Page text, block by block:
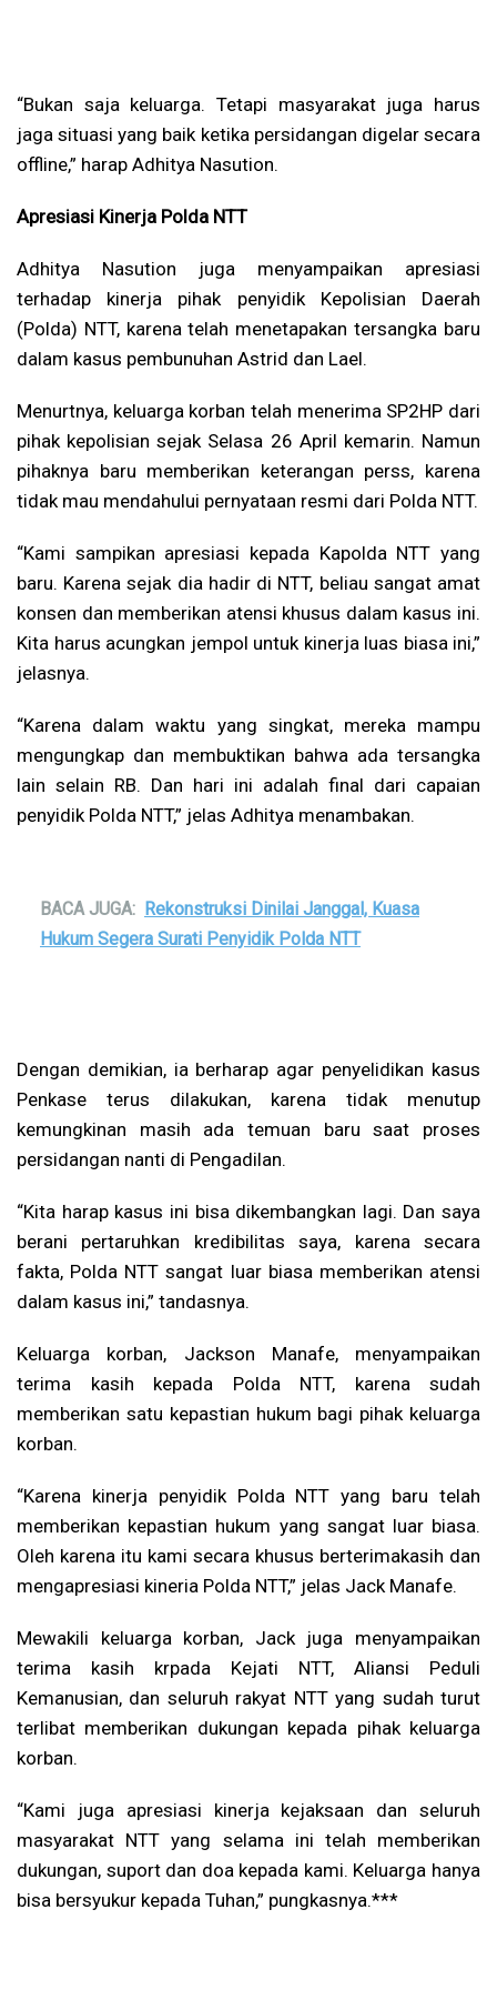
“Bukan saja keluarga. Tetapi masyarakat juga harus
jaga situasi yang baik ketika persidangan digelar secara
offline,” harap Adhitya Nasution.
Apresiasi Kinerja Polda NTT
Adhitya Nasution juga menyampaikan apresiasi
terhadap kinerja pihak penyidik Kepolisian Daerah
(Polda) NTT, karena telah menetapakan tersangka baru
dalam kasus pembunuhan Astrid dan Lael.
Menurtnya, keluarga korban telah menerima SP2HP dari
pihak kepolisian sejak Selasa 26 April kemarin. Namun
pihaknya baru memberikan keterangan perss, karena
tidak mau mendahului pernyataan resmi dari Polda NTT.
“Kami sampikan apresiasi kepada Kapolda NTT yang
baru. Karena sejak dia hadir di NTT, beliau sangat amat
konsen dan memberikan atensi khusus dalam kasus ini.
Kita harus acungkan jempol untuk kinerja luas biasa ini,”
jelasnya.
“Karena dalam waktu yang singkat, mereka mampu
mengungkap dan membuktikan bahwa ada tersangka
lain selain RB. Dan hari ini adalah final dari capaian
penyidik Polda NTT,” jelas Adhitya menambakan.
BACA JUGA: Rekonstruksi Dinilai Janggal, Kuasa
Hukum Segera Surati Penyidik Polda NTT
Dengan demikian, ia berharap agar penyelidikan kasus
Penkase terus dilakukan, karena tidak menutup
kemungkinan masih ada temuan baru saat proses
persidangan nanti di Pengadilan.
“Kita harap kasus ini bisa dikembangkan lagi. Dan saya
berani pertaruhkan kredibilitas saya, karena secara
fakta, Polda NTT sangat luar biasa memberikan atensi
dalam kasus ini,” tandasnya.
Keluarga korban, Jackson Manafe, menyampaikan
terima kasih kepada Polda NTT, karena sudah
memberikan satu kepastian hukum bagi pihak keluarga
korban.
“Karena kinerja penyidik Polda NTT yang baru telah
memberikan kepastian hukum yang sangat luar biasa.
Oleh karena itu kami secara khusus berterimakasih dan
mengapresiasi kineria Polda NTT,” jelas Jack Manafe.
Mewakili keluarga korban, Jack juga menyampaikan
terima kasih krpada Kejati NTT, Aliansi Peduli
Kemanusian, dan seluruh rakyat NTT yang sudah turut
terlibat memberikan dukungan kepada pihak keluarga
korban.
“Kami juga apresiasi kinerja kejaksaan dan seluruh
masyarakat NTT yang selama ini telah memberikan
dukungan, suport dan doa kepada kami. Keluarga hanya
bisa bersyukur kepada Tuhan,” pungkasnya.***